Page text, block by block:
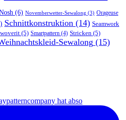
(6) Novemberwetter-Sewalong (3) Orageuse
Schnittkonstruktion (14) Seamwork
(5) Smartpattern (4) Stricken (5)
Sewalong (15)
hat abso